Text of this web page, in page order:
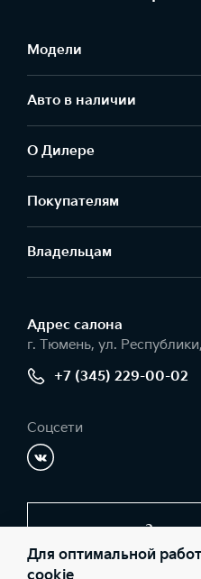
Модели
Авто в наличии
О Дилере
Покупателям
Владельцам
Адрес салонa
г. Тюмень, ул.
+7 (345) 229-00-02
Соцсети
Для оптимальной
cookie